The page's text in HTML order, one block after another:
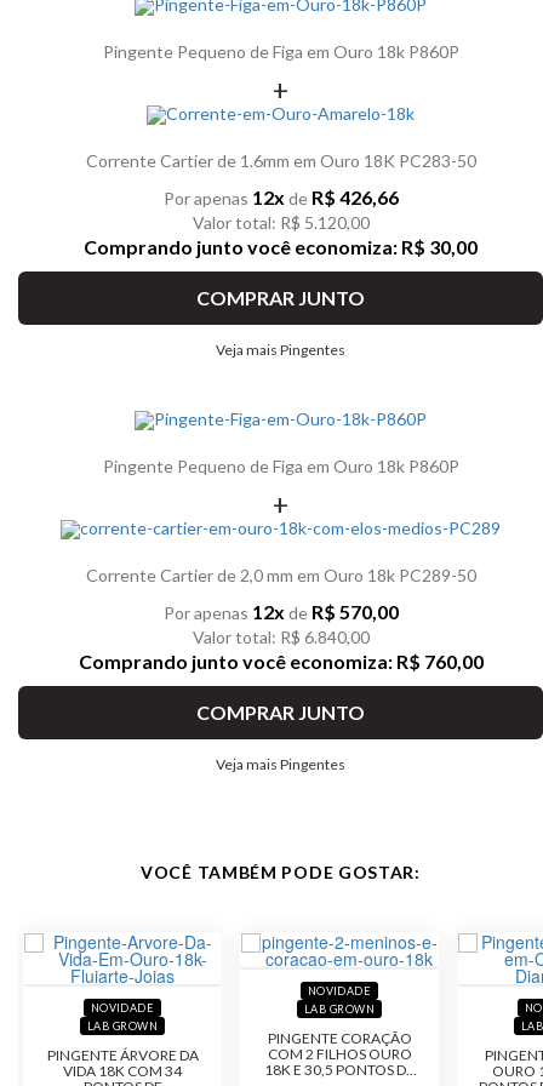
Pingente Pequeno de Figa em Ouro 18k P860P
+
Corrente Cartier de 1.6mm em Ouro 18K PC283-50
Por apenas 12x de R$ 426,66
Valor total: R$ 5.120,00
Comprando junto você economiza: R$ 30,00
COMPRAR JUNTO
Veja mais Pingentes
Pingente Pequeno de Figa em Ouro 18k P860P
+
Corrente Cartier de 2,0 mm em Ouro 18k PC289-50
Por apenas 12x de R$ 570,00
Valor total: R$ 6.840,00
Comprando junto você economiza: R$ 760,00
COMPRAR JUNTO
Veja mais Pingentes
VOCÊ TAMBÉM PODE GOSTAR:
NOVIDADE
LAB GROWN
PINGENTE ÁRVORE DA
VIDA 18K COM 34
NOVIDADE
LAB GROWN
PINGENTE CORAÇÃO
COM 2 FILHOS OURO
18K E 30,5 PONTOS DE
OURO